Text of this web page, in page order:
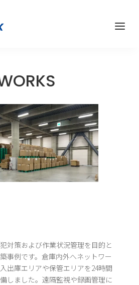
a
対策および作業状況管理を目的と
事例です。倉庫内外へネットワー
出庫エリアや保管エリアを24時間
しました。遠隔監視や録画管理に